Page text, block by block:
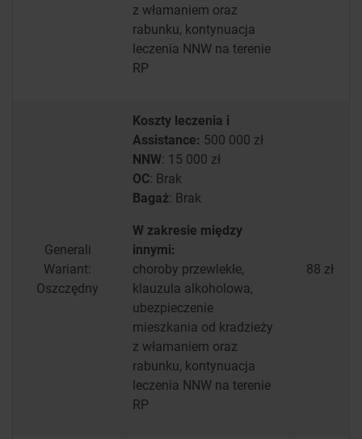
z włamaniem oraz
rabunku, kontynuacja
leczenia NNW na terenie
RP
Generali
Wariant:
Oszczędny
Koszty leczenia i
Assistance: 500 000 zł
NNW: 15 000 zł
OC: Brak
Bagaż: Brak
W zakresie między
innymi:
choroby przewlekłe,
klauzula alkoholowa,
ubezpieczenie
mieszkania od kradzieży
z włamaniem oraz
rabunku, kontynuacja
leczenia NNW na terenie
RP
88 zł